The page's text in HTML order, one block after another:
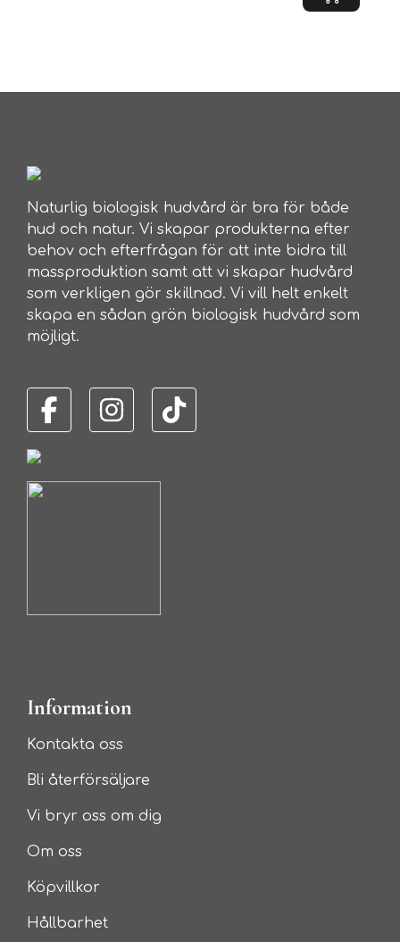
Naturlig biologisk hudvård är bra för både
hud och natur. Vi skapar produkterna efter
behov och efterfrågan för att inte bidra till
massproduktion samt att vi skapar hudvård
som verkligen gör skillnad. Vi vill helt enkelt
skapa en sådan grön biologisk hudvård som
möjligt.
Information
Kontakta oss
Bli återförsäljare
Vi bryr oss om dig
Om oss
Köpvillkor
Hållbarhet